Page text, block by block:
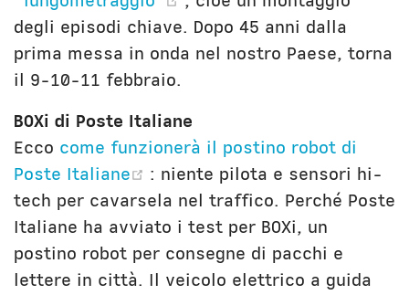
degli episodi chiave. Dopo 45 anni dalla
prima messa in onda nel nostro Paese, torna
il 9-10-11 febbraio.
BOXi di Poste Italiane
Ecco come funzionerà il postino robot di
Poste Italiane
(opens new window)
: niente pilota e sensori hi-
tech per cavarsela nel traffico. Perché Poste
Italiane ha avviato i test per BOXi, un
postino robot per consegne di pacchi e
lettere in città. Il veicolo elettrico a guida